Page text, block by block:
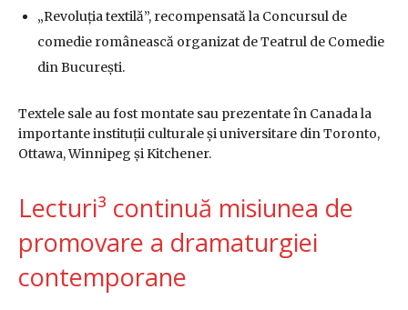
„Revoluția textilă”, recompensată la Concursul de
comedie românească organizat de Teatrul de Comedie
din București.
Textele sale au fost montate sau prezentate în Canada la
importante instituții culturale și universitare din Toronto,
Ottawa, Winnipeg și Kitchener.
Lecturi³ continuă misiunea de
promovare a dramaturgiei
contemporane